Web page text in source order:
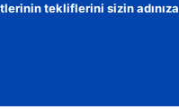
tekliflerini sizin adınıza